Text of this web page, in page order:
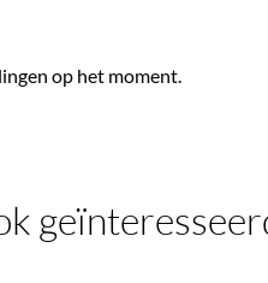
op het moment.